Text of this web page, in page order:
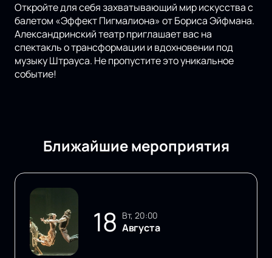
Откройте для себя захватывающий мир искусства с
балетом «Эффект Пигмалиона» от Бориса Эйфмана.
Александринский театр приглашает вас на
спектакль о трансформации и вдохновении под
музыку Штрауса. Не пропустите это уникальное
событие!
Ближайшие мероприятия
18 вт, 20:00
Августа